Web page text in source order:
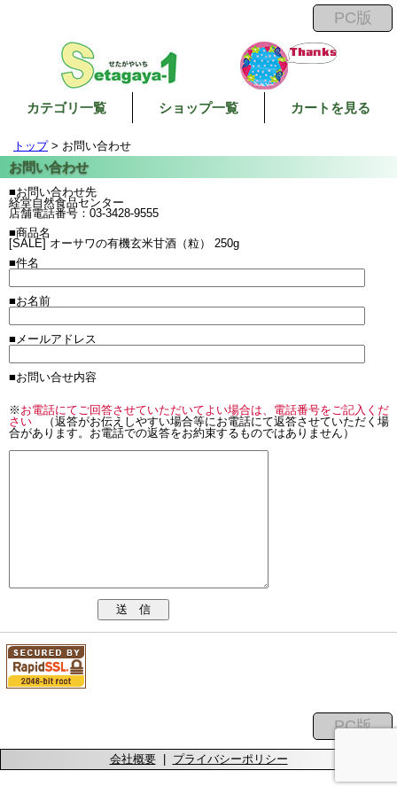
カテゴリ一覧 ショップ一覧 カートを見る
トップ> お問い合わせ
■お問い合わせ先
経堂自然食品センター
店舗電話番号：03-3428-9555
■商品名
[SALE] オーサワの有機玄米甘酒（粒） 250g
■件名
■お名前
■メールアドレス
■お問い合せ内容
※ お電話にてご回答させていただいてよい場合は、電話番号をご記入くだ
さい （返答がお伝えしやすい場合等にお電話にて返答させていただく場
合があります。お電話での返答をお約束するものではありません）
送 信
会社概要| プライバシーポリシー